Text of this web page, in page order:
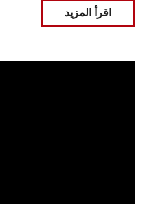
اقرأ المزيد